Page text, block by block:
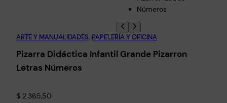
ARTE Y MANUALIDADES, PAPELERÍA Y OFICINA
Pizarra Didáctica Infantil Grande Pizarron
Letras Números
$ 2.365,50